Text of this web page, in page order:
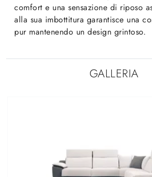
comfort e una sensazione di riposo
alla sua imbottitura garantisce una
pur mantenendo un design grintoso.
GALLERIA